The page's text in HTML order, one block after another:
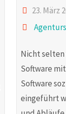
23. März
Nicht selten
Software
Software
eingeführt